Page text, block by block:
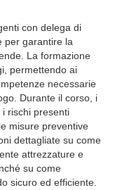
con delega di
per garantire la
La formazione
permettendo ai
necessarie
Durante il corso, i
rischi presenti
misure preventive
dettagliate su come
attrezzature e
su come
sicuro ed efficiente.